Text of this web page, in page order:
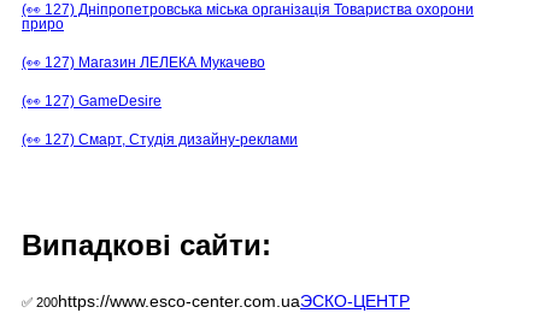
(👀 127) Дніпропетровська міська організація Товариства охорони
приро
(👀 127) Магазин ЛЕЛЕКА Мукачево
(👀 127) GameDesire
(👀 127) Смарт, Студія дизайну-реклами
Випадкові сайти:
✅ 200https://www.esco-center.com.uaЭСКО-ЦЕНТР